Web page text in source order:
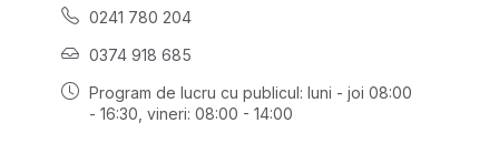
0241 780 204
0374 918 685
Program de lucru cu publicul: luni - joi 08:00
- 16:30 , vineri: 08:00 - 14:00